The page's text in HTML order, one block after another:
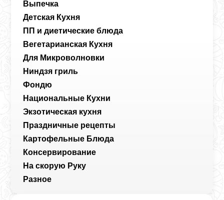
Выпечка
Детская Кухня
ПП и диетические блюда
Вегетарианская Кухня
Для Микроволновки
Ниндзя гриль
Фондю
Национальные Кухни
Экзотическая кухня
Праздничные рецепты
Картофельные Блюда
Консервирование
На скорую Руку
Разное